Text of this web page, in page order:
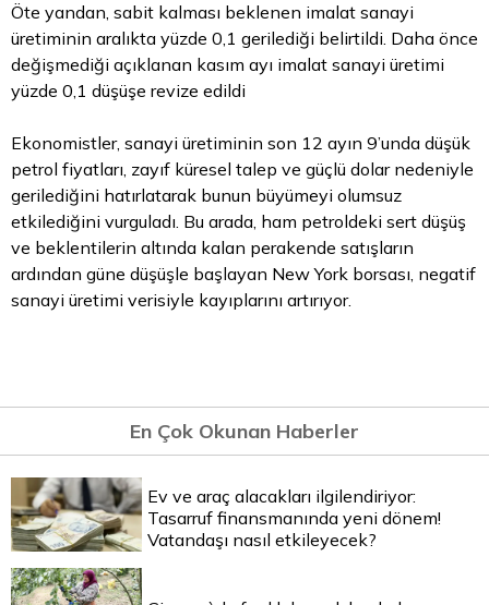
Öte yandan, sabit kalması beklenen imalat sanayi
üretiminin aralıkta yüzde 0,1 gerilediği belirtildi. Daha önce
değişmediği açıklanan kasım ayı imalat sanayi üretimi
yüzde 0,1 düşüşe revize edildi
Ekonomistler, sanayi üretiminin son 12 ayın 9’unda düşük
petrol fiyatları, zayıf küresel talep ve güçlü dolarnedeniyle
gerilediğini hatırlatarak bunun büyümeyi olumsuz
etkilediğini vurguladı. Bu arada, ham petroldeki sert düşüş
ve beklentilerin altında kalan perakende satışların
ardından güne düşüşle başlayan New York borsası, negatif
sanayi üretimi verisiyle kayıplarını artırıyor.
En Çok Okunan Haberler
Ev ve araç alacakları ilgilendiriyor:
Tasarruf finansmanında yeni dönem!
Vatandaşı nasıl etkileyecek?